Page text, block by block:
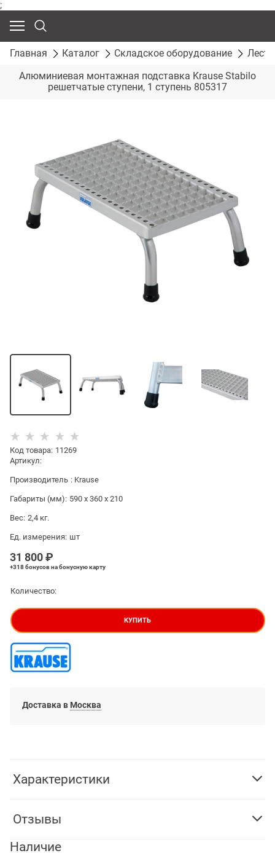
;
Главная Каталог Складское оборудование
Алюминиевая монтажная подставка Krause Stabilo
решетчатые ступени, 1 ступень 805317
Код товара: 11269
Артикул:
Производитель : Krause
Габариты (мм): 590 x 360 x 210
Вес: 2,4 кг.
Ед. измерения: шт
31 800 ₽
+318 бонусовна бонусную карту
Количество:
КУПИТЬ
Доставка в Москва
Характеристики
Отзывы
Наличие